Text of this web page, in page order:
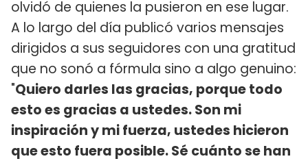
olvidó de quienes la pusieron en ese lugar.
A lo largo del día publicó varios mensajes
dirigidos a sus seguidores con una gratitud
que no sonó a fórmula sino a algo genuino:
"Quiero darles las gracias, porque todo
esto es gracias a ustedes. Son mi
inspiración y mi fuerza, ustedes hicieron
que esto fuera posible. Sé cuánto se han